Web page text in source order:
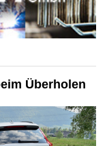
Überholen